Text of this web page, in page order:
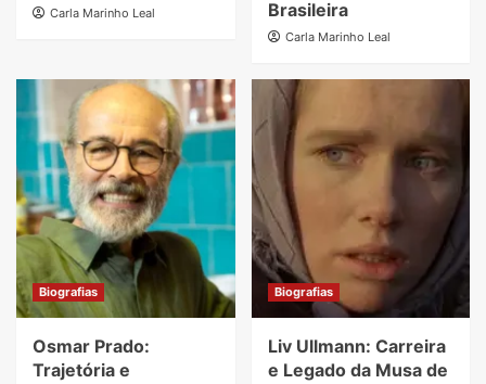
Carla Marinho Leal Brasileira
Carla Marinho Leal
Biografias
Osmar Prado:
Trajetória e
Biografias
Liv Ullmann: Carreira
e Legado da Musa de